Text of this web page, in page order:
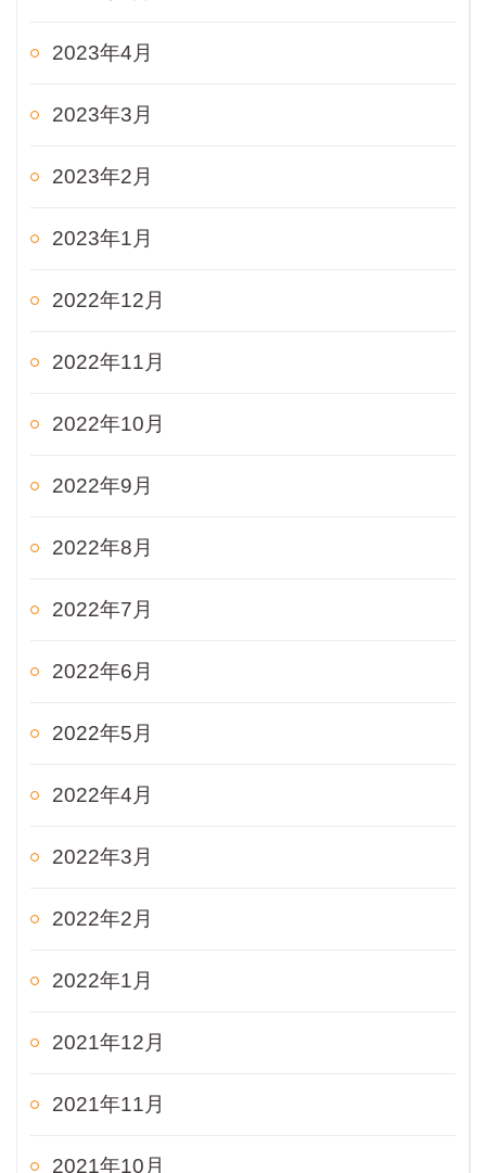
2023年4月
2023年3月
2023年2月
2023年1月
2022年12月
2022年11月
2022年10月
2022年9月
2022年8月
2022年7月
2022年6月
2022年5月
2022年4月
2022年3月
2022年2月
2022年1月
2021年12月
2021年11月
2021年10月